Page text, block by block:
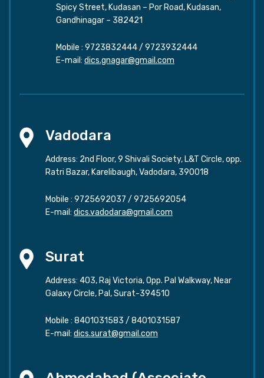
Spicy Street, Kudasan – Por Road, Kudasan,
Gandhinagar – 382421
Mobile : 9723832444/ 9723932444
E-mail: dics.gnagar@gmail.com
Vadodara
Address: 2nd Floor, 9 Shivali Society, L&T Circle, opp.
Ratri Bazar, Karelibaugh, Vadodara, 390018
Mobile : 9725692037 / 9725692054
E-mail: dics.vadodara@gmail.com
Surat
Address: 403, Raj Victoria, Opp. Pal Walkway, Near
Galaxy Circle, Pal, Surat-394510
Mobile : 8401031583 / 8401031587
E-mail: dics.surat@gmail.com